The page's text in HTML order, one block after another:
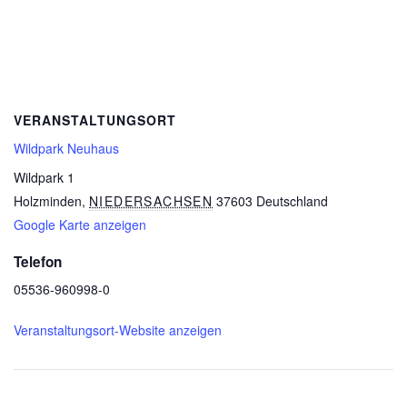
VERANSTALTUNGSORT
Wildpark Neuhaus
Wildpark 1
Holzminden, NIEDERSACHSEN 37603 Deutschland
Google Karte anzeigen
Telefon
05536-960998-0
Veranstaltungsort-Website anzeigen